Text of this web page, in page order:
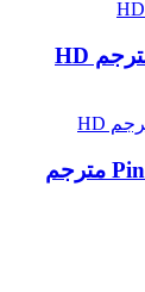
تحميل فيلم Pinocchio: Unstrung 2026 مترجم